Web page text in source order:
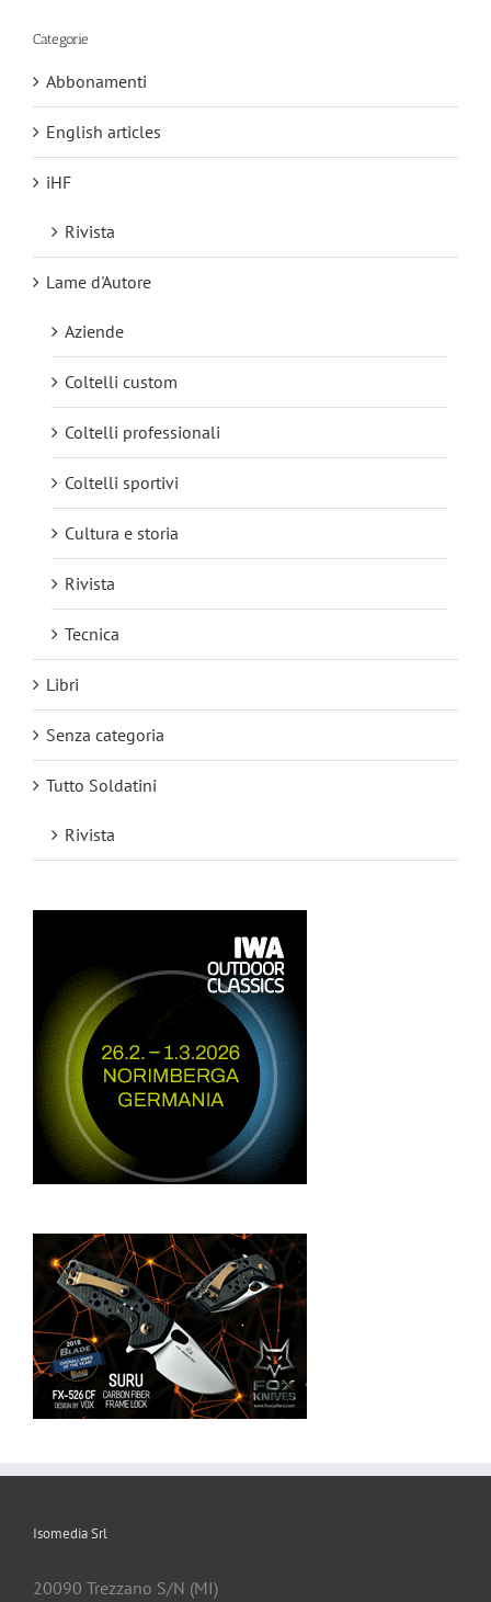
Categorie
Abbonamenti
English articles
iHF
Rivista
Lame d'Autore
Aziende
Coltelli custom
Coltelli professionali
Coltelli sportivi
Cultura e storia
Rivista
Tecnica
Libri
Senza categoria
Tutto Soldatini
Rivista
Isomedia Srl
20090 Trezzano S/N (MI)